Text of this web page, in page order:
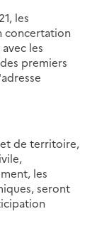
les
concertation
les
premiers
de territoire,
les
seront